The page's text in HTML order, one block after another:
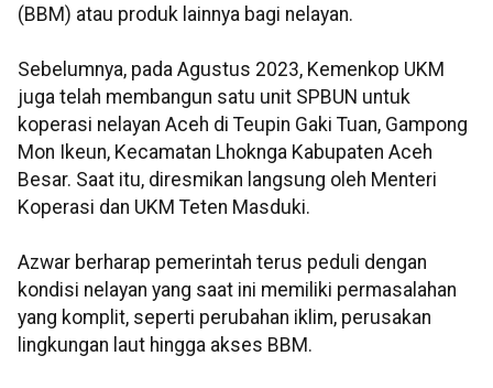
(BBM) atau produk lainnya bagi nelayan.
Sebelumnya, pada Agustus 2023, Kemenkop UKM
juga telah membangun satu unit SPBUN untuk
koperasi nelayan Aceh di Teupin Gaki Tuan, Gampong
Mon Ikeun, Kecamatan Lhoknga Kabupaten Aceh
Besar. Saat itu, diresmikan langsung oleh Menteri
Koperasi dan UKM Teten Masduki.
Azwar berharap pemerintah terus peduli dengan
kondisi nelayan yang saat ini memiliki permasalahan
yang komplit, seperti perubahan iklim, perusakan
lingkungan laut hingga akses BBM.